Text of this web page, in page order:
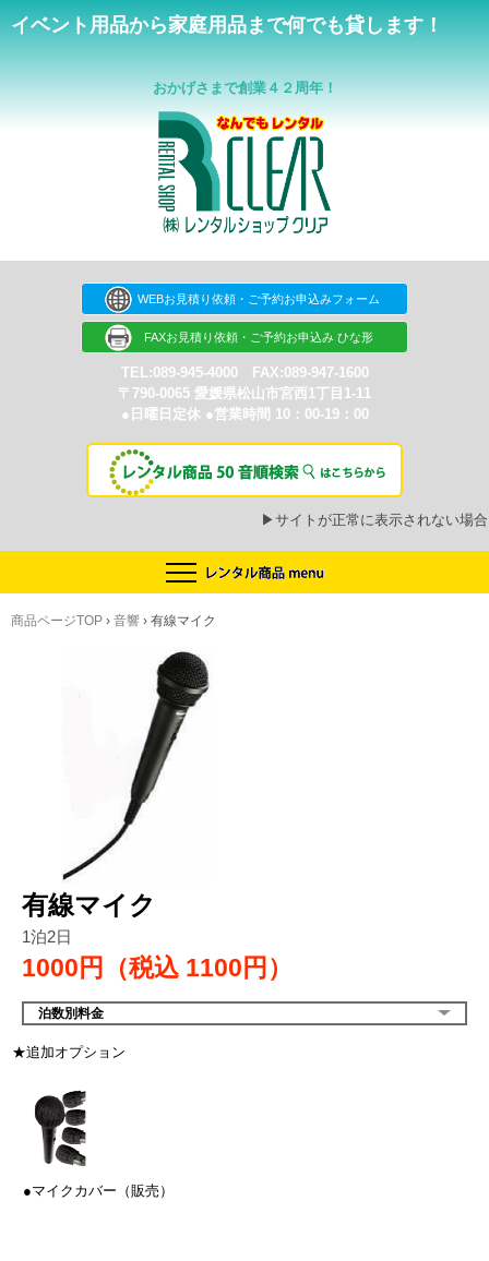
イベント用品から家庭用品まで何でも貸します！
おかげさまで創業４２周年！
WEBお見積り依頼・ご予約お申込みフォーム
FAXお見積り依頼・ご予約お申込み ひな形
TEL:089-945-4000 FAX:089-947-1600
〒790-0065 愛媛県松山市宮西1丁目1-11
●日曜日定休 ●営業時間 10：00-19：00
▶サイトが正常に表示されない場合
商品ページTOP › 音響 › 有線マイク
有線マイク
1泊2日
1000円（税込 1100円）
泊数別料金
★追加オプション
●マイクカバー（販売）